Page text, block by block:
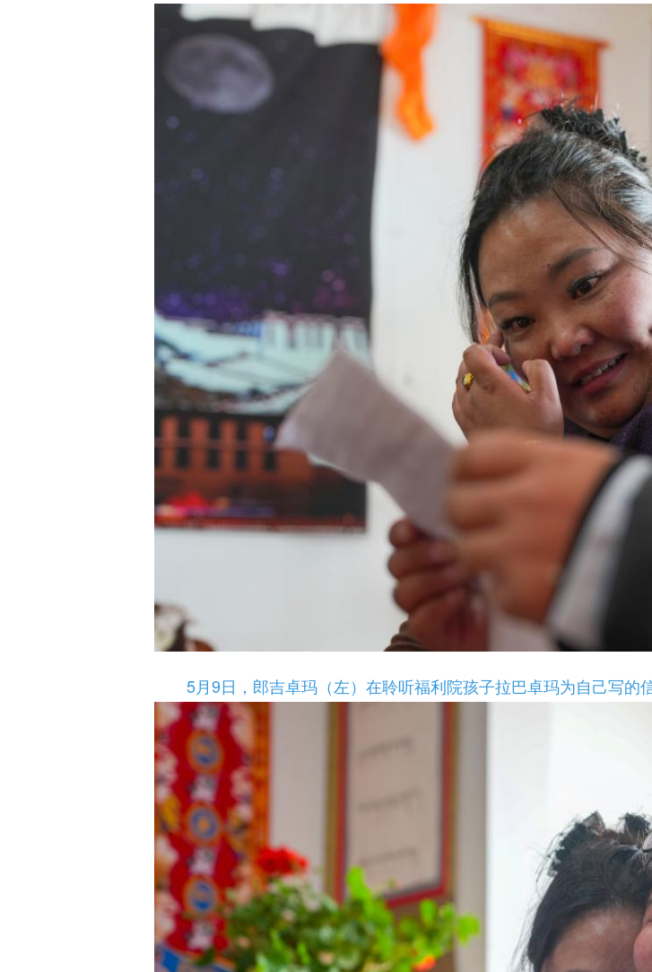
5月9日，郎吉卓玛（左）在聆听福利院孩子拉巴卓玛为自己写